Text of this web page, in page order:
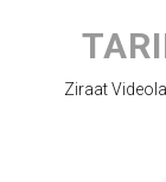
Ziraat